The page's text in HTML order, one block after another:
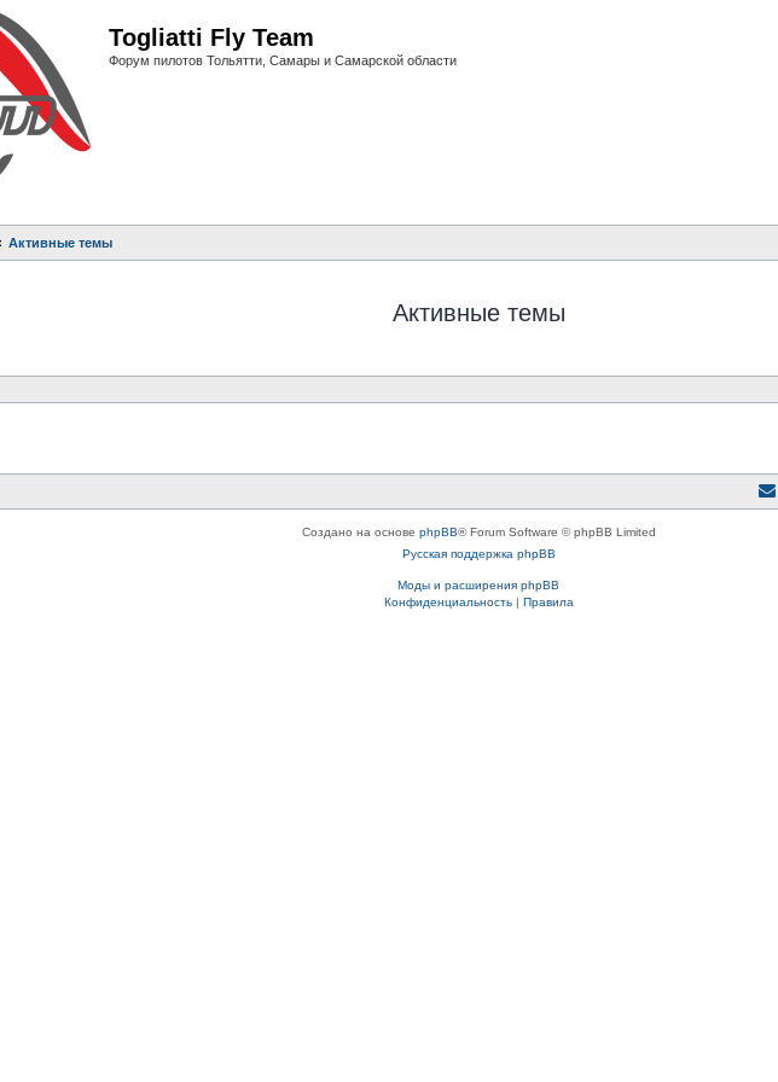
Togliatti Fly Team
Форум пилотов Тольятти, Самары и Самарской области
Активные темы
Активные темы
Создано на основе phpBB® Forum Software © phpBB Limited
Русская поддержка phpBB
Моды и расширения phpBB
Конфиденциальность| Правила